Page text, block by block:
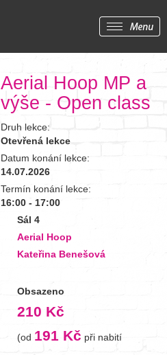
Aerial Hoop MP a
výše - Open class
Druh lekce:
Otevřená lekce
Datum konání lekce:
14.07.2026
Termín konání lekce:
16:00 - 17:00
Sál 4
Aerial Hoop
Kateřina Benešová
Obsazeno
210 Kč
(od 191 Kč při nabití